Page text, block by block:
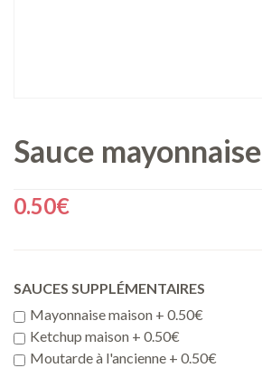
Sauce
0.50€
SAUCES SUPPLÉMENTAIRES
Mayonnaise maison + 0.50€
Ketchup maison + 0.50€
Moutarde à l'ancienne + 0.50€